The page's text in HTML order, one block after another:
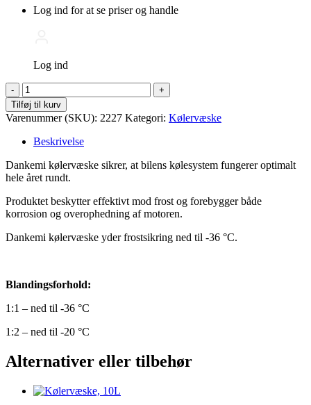
Log ind for at se priser og handle
Log ind
-
Kølervæske
BS
Blå
1000
L
50/50
antal
+
Tilføj til kurv
Varenummer (SKU): 2227 Kategori: Kølervæske
Beskrivelse
Dankemi kølervæske sikrer, at bilens kølesystem fungerer optimalt
hele året rundt.
Produktet beskytter effektivt mod frost og forebyggerbåde
korrosion og overophedning af motoren.
Dankemi kølervæske yder frostsikring ned til -36 °C.
Blandingsforhold:
1:1 – ned til -36 °C
1:2 – ned til -20 °C
Alternativer eller tilbehør